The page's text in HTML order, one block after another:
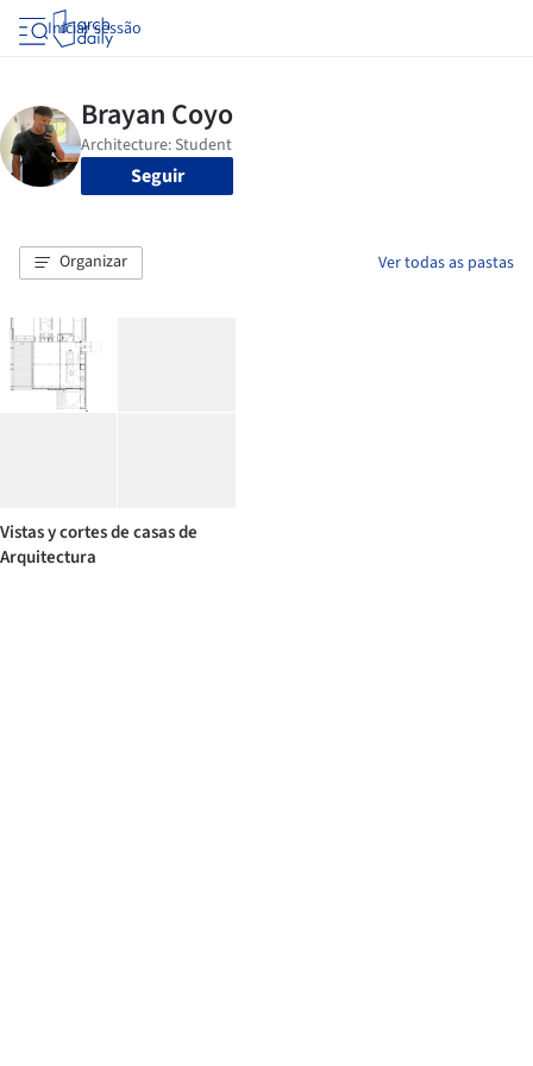
Iniciar sessão
Seguir
Organizar Ver todas as pastas
Vistas y cortes de casas de
Arquitectura